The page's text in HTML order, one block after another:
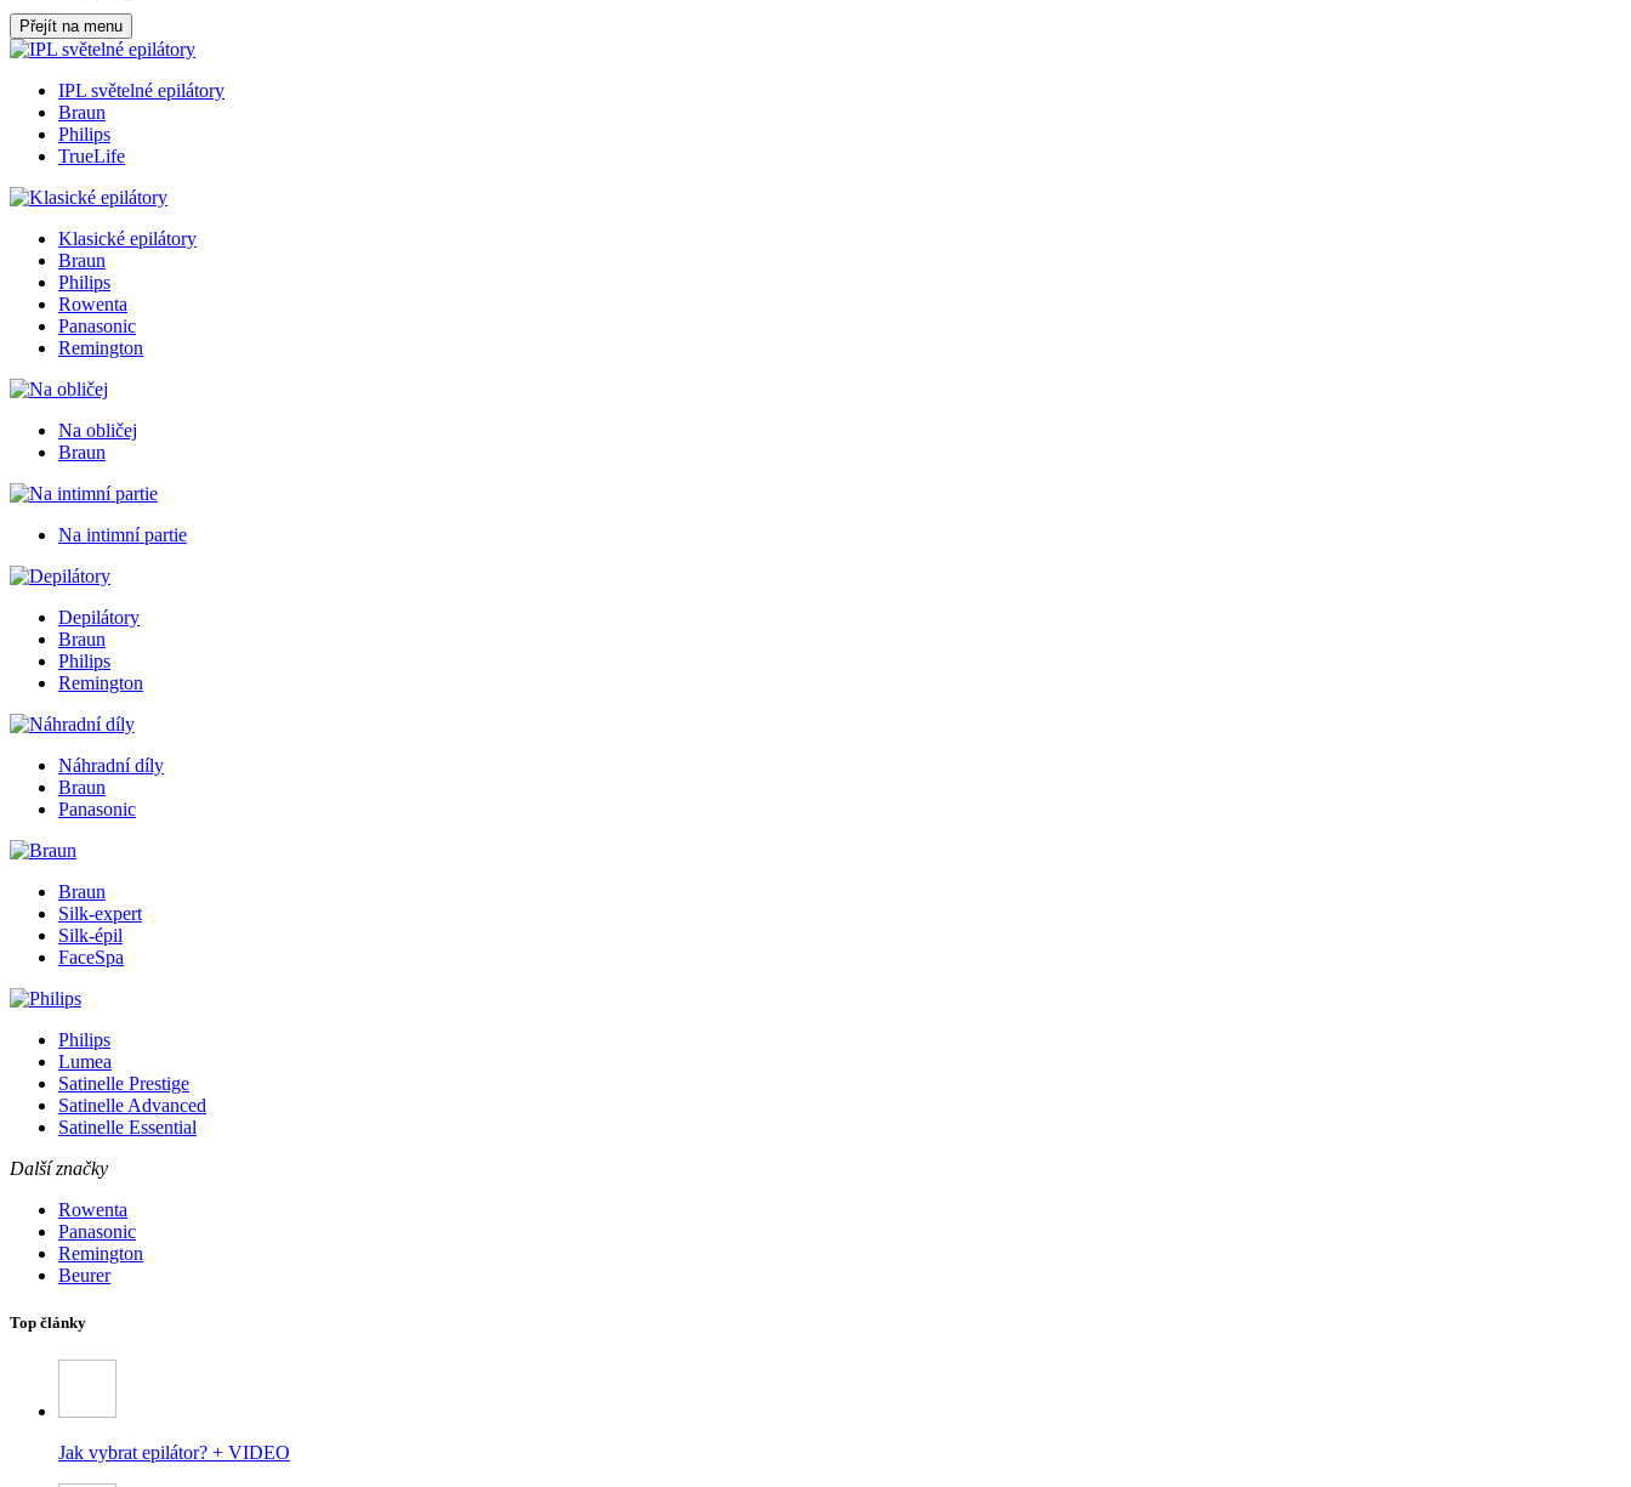
Přejít na menu
IPL světelné epilátory
Braun
Philips
TrueLife
Klasické epilátory
Braun
Philips
Rowenta
Panasonic
Remington
Na obličej
Braun
Na intimní partie
Depilátory
Braun
Philips
Remington
Náhradní díly
Braun
Panasonic
Braun
Silk-expert
Silk-épil
FaceSpa
Philips
Lumea
Satinelle Prestige
Satinelle Advanced
Satinelle Essential
Další značky
Rowenta
Panasonic
Remington
Beurer
Top články
Jak vybrat epilátor? + VIDEO